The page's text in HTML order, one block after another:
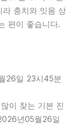
라 충치와 잇몸 상
편이 좋습니다.
26일 23시45분
이 찾는 기본 진
년05월26일